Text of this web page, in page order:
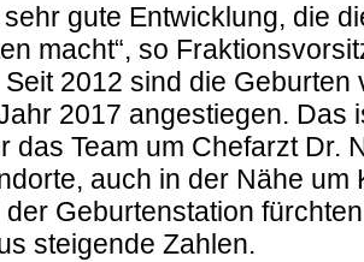
sehr gute Entwicklung, die
macht“, so
2012 sind die Geburten
2017 angestiegen. Das
das Team um Chefarzt Dr.
auch in der Nähe um
Geburtenstation
steigende Zahlen.